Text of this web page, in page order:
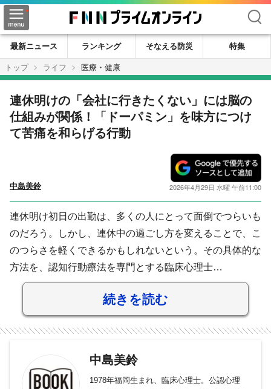
検索
最新ニュース ランキング そなえる防災
特集
トップ
ライフ 医療・健康
連休明けの「会社に行きたくない」には脳の
仕組みが関係！「ドーパミン」を味方につけ
て苦痛を和らげる行動
中島美鈴 2026年4月29日 水曜 午前11:00
連休明け初日の出勤は、多くの人にとって面倒でつらいも
のだろう。しかし、連休中の過ごし方を変えることで、こ
のつらさを軽くできるかもしれないという。その具体的な
方法を、認知行動療法を専門とする臨床心理士…
続きを読む
中島美鈴
1978年福岡生まれ、臨床心理士。公認心理